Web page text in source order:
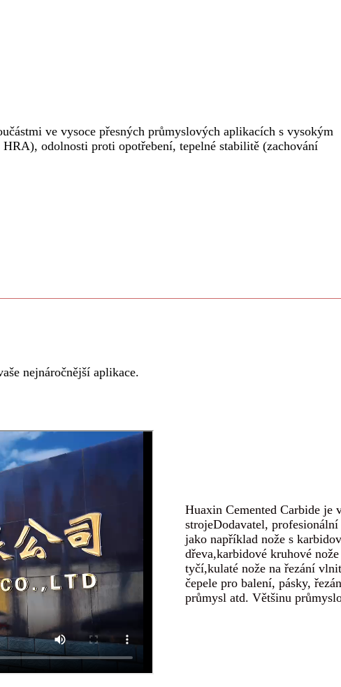
ve vysoce přesných průmyslových aplikacích s vysokým
odolnosti proti opotřebení, tepelné stabilitě (zachování
nejnáročnější aplikace.
Huaxin Cemented Carbide je
strojeDodavatel,
jako například nože s
dřeva,karbidové kruhové
tyčí,kulaté nože na řezání
čepele pro balení, pásky,
průmysl atd. Většinu